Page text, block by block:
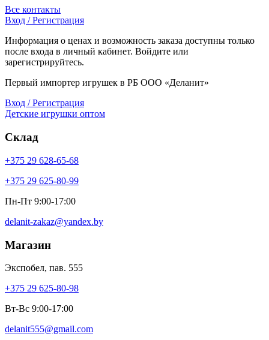
Все контакты
Вход / Регистрация
Информация о ценах и возможность заказа доступны только
после входа в личный кабинет. Войдите или
зарегистрируйтесь.
Первый импортер игрушек в РБ ООО «Деланит»
Вход / Регистрация
Детские игрушки оптом
Склад
+375 29 628-65-68
+375 29 625-80-99
Пн-Пт 9:00-17:00
delanit-zakaz@yandex.by
Магазин
Экспобел, пав. 555
+375 29 625-80-98
Вт-Вс 9:00-17:00
delanit555@gmail.com